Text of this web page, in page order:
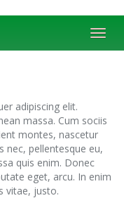
adipiscing elit.
massa. Cum sociis
montes, nascetur
nec, pellentesque eu,
quis enim. Donec
eget, arcu. In enim
vitae, justo.